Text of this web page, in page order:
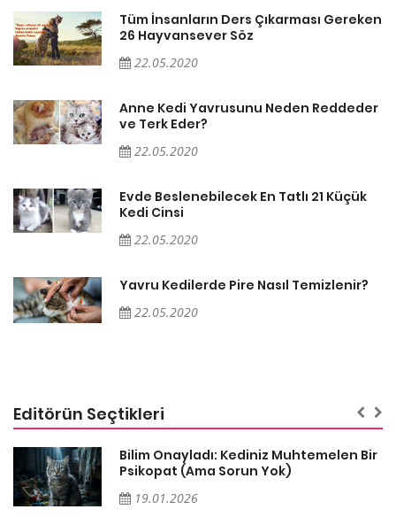
Tüm İnsanların Ders Çıkarması Gereken
26 Hayvansever Söz
22.05.2020
Anne Kedi Yavrusunu Neden Reddeder
ve Terk Eder?
22.05.2020
Evde Beslenebilecek En Tatlı 21 Küçük
Kedi Cinsi
22.05.2020
Yavru Kedilerde Pire Nasıl Temizlenir?
22.05.2020
Editörün Seçtikleri
Bilim Onayladı: Kediniz Muhtemelen Bir
Psikopat (Ama Sorun Yok)
19.01.2026